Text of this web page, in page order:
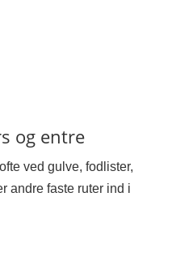
og entre
ved gulve, fodlister,
andre faste ruter ind i